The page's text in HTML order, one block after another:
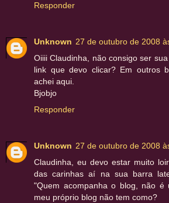
Responder
Unknown 27 de outubro de 2008
Oiiii Claudinha, não consigo ser
link que devo clicar? Em outros
achei aqui.
Bjobjo
Responder
Unknown 27 de outubro de 2008
Claudinha, eu devo estar muito
das carinhas aí na sua barra
"Quem acompanha o blog, não é
meu próprio blog não tem como?